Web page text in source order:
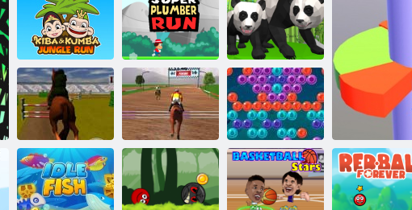
Kiba un Kumba:
Džungļu
skriešanās
Super
santehniķis
palaist
Panda
simulators 3D
Lekt zirgam 3d
Lēkājošo zirgu
čempioni
Šāvējs